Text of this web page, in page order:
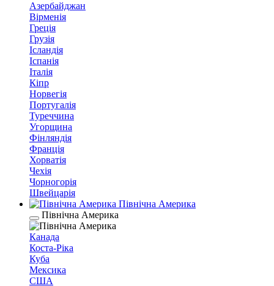
Азербайджан
Вірменія
Греція
Грузія
Ісландія
Іспанія
Італія
Кіпр
Норвегія
Португалія
Туреччина
Угорщина
Фінляндія
Франція
Хорватія
Чехія
Чорногорія
Швейцарія
Північна Америка
Північна Америка
Канада
Коста-Ріка
Куба
Мексика
США